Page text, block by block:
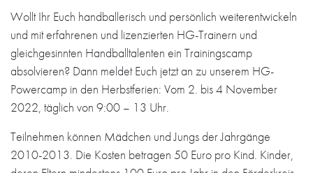
Wollt Ihr Euch handballerisch und persönlich weiterentwickeln
und mit erfahrenen und lizenzierten HG-Trainern und
gleichgesinnten Handballtalenten ein Trainingscamp
absolvieren? Dann meldet Euch jetzt an zu unserem HG-
Powercamp in den Herbstferien: Vom 2. bis 4 November
2022, täglich von 9:00 – 13 Uhr.
Teilnehmen können Mädchen und Jungs der Jahrgänge
2010-2013. Die Kosten betragen 50 Euro pro Kind. Kinder,